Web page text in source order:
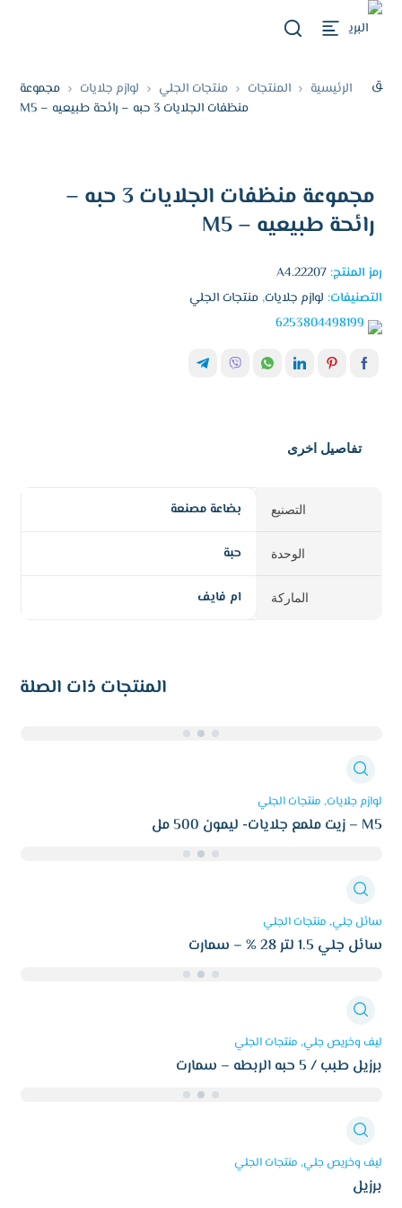
الرئيسية المنتجات منتجات الجلي لوازم جلايات
مجموعة
منظفات الجلايات 3 حبه – رائحة طبيعيه – M5
مجموعة منظفات الجلايات 3 حبه –
رائحة طبيعيه – M5
رمز المنتج:A4.22207
التصنيفات: لوازم جلايات,منتجات الجلي
تفاصيل اخرى
التصنيع بضاعة مصنعة
الوحدة حبة
الماركة ام فايف
المنتجات ذات الصلة
لوازم جلايات منتجات الجلي
زيت ملمع جلايات- ليمون 500 مل – M5
سائل جلي منتجات الجلي
سائل جلي 1.5 لتر 28 % – سمارت
ليف وخريص جلي منتجات الجلي
برزيل طبب / 5 حبه الربطه – سمارت
ليف وخريص جلي منتجات الجلي
برزيل